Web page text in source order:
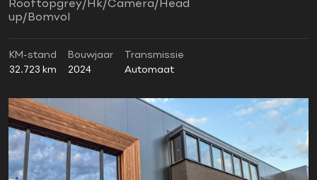
Rooftopgrey/Hk/Camera/Head
up/Bomvol
KM-stand
32.723 km
Bouwjaar
2024
Transmissie
Automaat